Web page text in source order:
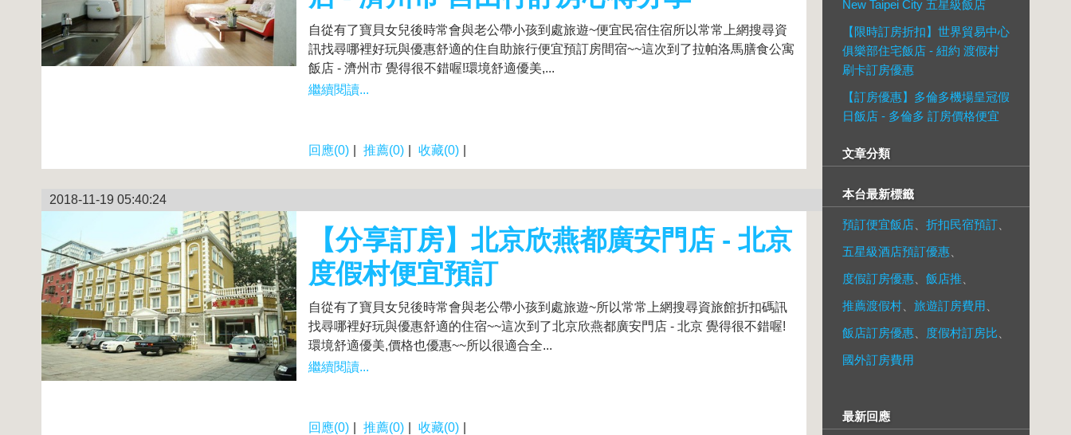
自從有了寶貝女兒後時常會與老公帶小孩到處旅遊~便宜民宿住宿所以常常上網搜尋資
訊找尋哪裡好玩與優惠舒適的住自助旅行便宜預訂房間宿~~這次到了拉帕洛馬膳食公寓
飯店 - 濟州市 覺得很不錯喔!環境舒適優美,...
繼續閱讀...
回應(0) 推薦(0) 收藏(0)
2018-11-19 05:40:24
【分享訂房】北京欣燕都廣安門店 - 北京
度假村便宜預訂
自從有了寶貝女兒後時常會與老公帶小孩到處旅遊~所以常常上網搜尋資旅館折扣碼訊
找尋哪裡好玩與優惠舒適的住宿~~這次到了北京欣燕都廣安門店 - 北京 覺得很不錯喔!
環境舒適優美,價格也優惠~~所以很適合全...
繼續閱讀...
回應(0) 推薦(0) 收藏(0)
New Taipei City 五星級飯店
【限時訂房折扣】世界貿易中心
俱樂部住宅飯店 - 紐約 渡假村
刷卡訂房優惠
【訂房優惠】多倫多機場皇冠假
日飯店 - 多倫多 訂房價格便宜
文章分類
本台最新標籤
預訂便宜飯店 折扣民宿預訂
五星級酒店預訂優惠
度假訂房優惠
飯店推
推薦渡假村
旅遊訂房費用
飯店訂房優惠
度假村訂房比
國外訂房費用
最新回應